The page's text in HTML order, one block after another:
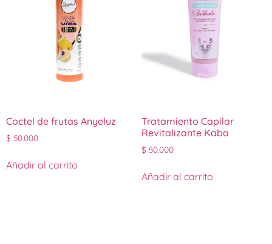
Coctel de frutas Anyeluz
$ 50.000
Añadir al carrito
Tratamiento Capilar
Revitalizante Kaba
$ 50.000
Añadir al carrito